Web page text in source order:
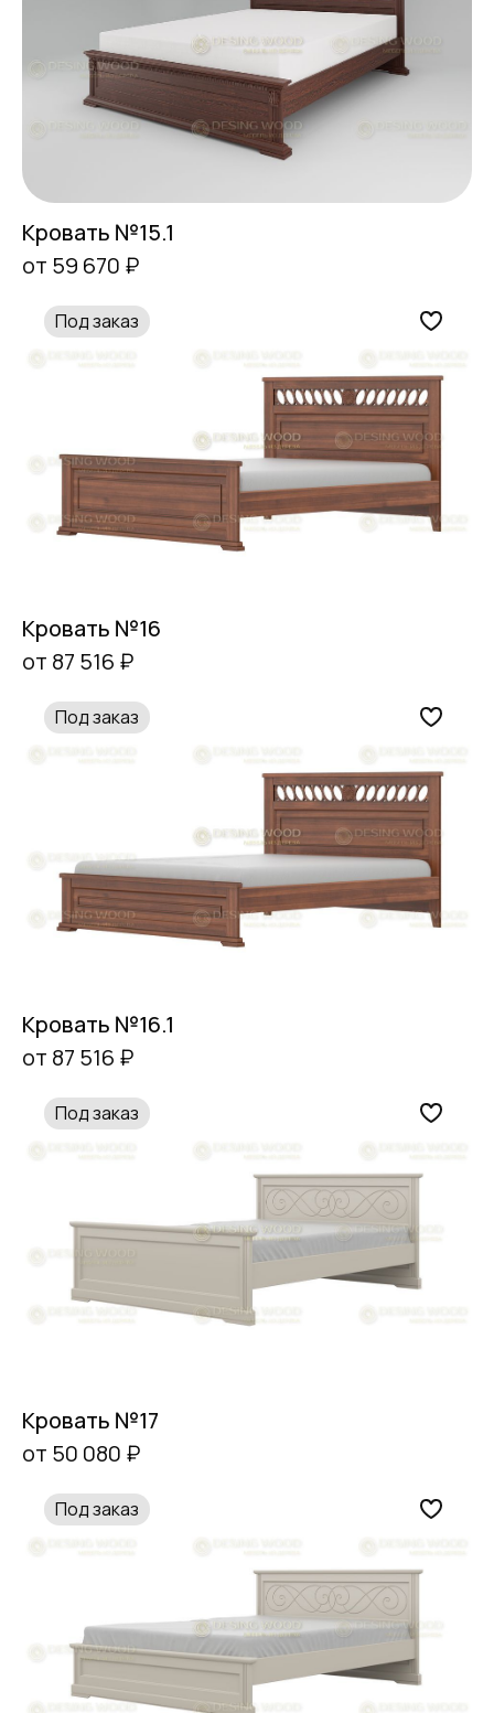
Кровать №15.1
от 59 670 ₽
Под заказ
Кровать №16
от 87 516 ₽
Под заказ
Кровать №16.1
от 87 516 ₽
Под заказ
Кровать №17
от 50 080 ₽
Под заказ